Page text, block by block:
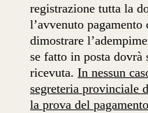
registrazione tutta la
l’avvenuto
dimostrare
se fatto in posta dovrà
ricevuta.In nessun
segreteria provinciale
la prova del